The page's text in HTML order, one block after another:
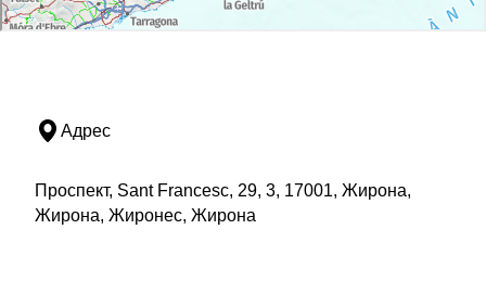
Адрес
Проспект, Sant Francesc, 29, 3, 17001, Жирона,
Жирона, Жиронес, Жирона